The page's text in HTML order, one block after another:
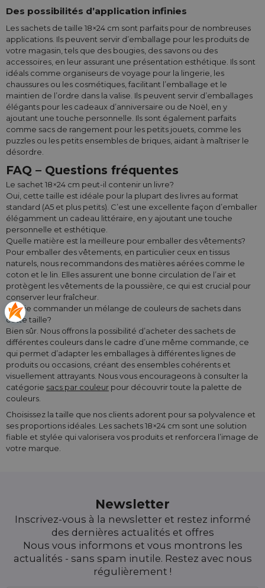
Des possibilités d’application infinies
Les sachets de taille 18×24 cm sont parfaits pour de nombreuses
applications. Ils peuvent servir d’emballage pour les produits de
votre magasin, tels que des bougies, des savons ou des
accessoires, en leur assurant une présentation esthétique. Ils sont
idéals comme organiseurs de voyage pour la lingerie, les
chaussures ou les cosmétiques, facilitant l’emballage et le
maintien de l’ordre dans la valise. Ils peuvent servir d’emballages
élégants pour les cadeaux d’anniversaire ou de Noël, en y
ajoutant une touche personnelle. Ils sont également parfaits
comme sacs de rangement pour les petits jouets, comme les
puzzles ou les petits ensembles de briques, aidant à maîtriser le
désordre.
FAQ – Questions fréquentes
Le sachet 18×24 cm peut-il contenir un livre?
Oui, cette taille est idéale pour la plupart des livres au format
standard (A5 et plus petits). C’est une excellente façon d’emballer
élégamment un cadeau littéraire, en y ajoutant une touche
personnelle et esthétique.
Quelle matière est la meilleure pour emballer des vêtements?
Pour emballer des vêtements, en particulier ceux en tissus
naturels, nous recommandons des matières aérées comme le
coton et le lin. Elles assurent une bonne circulation de l’air et
protègent les vêtements de la poussière, ce qui est crucial pour
conserver leur fraîcheur.
Puis-je commander un mélange de couleurs de sachets dans
cette taille?
Bien sûr. Nous offrons la possibilité d’acheter des sachets de
différentes couleurs dans le cadre d’une même commande, ce
qui permet d’adapter les emballages à différentes lignes de
produits ou occasions, créant des ensembles cohérents et
visuellement attrayants. Nous vous encourageons à consulter la
catégorie sacs par couleur pour découvrir toute la palette de
couleurs.
Choisissez la taille que nos clients adorent pour sa polyvalence et
ses proportions idéales. Les sachets 18×24 cm sont une solution
fiable et stylée qui valorisera vos produits et renforcera l’image de
votre marque.
Newsletter
Inscrivez-vous à la newsletter et restez informé
des dernières actualités et offres
Nous vous informons et vous montrons les
actualités - sans spam inutile. Restez avec nous
régulièrement !